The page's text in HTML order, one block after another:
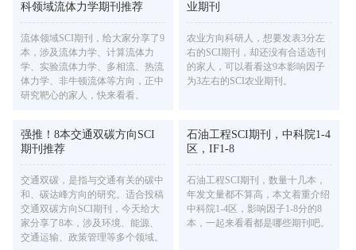
科领域流体力学期刊推荐
流体领域SCI期刊，给大家分享了9
本，涉及流体力学、计算流体力
学、实验流体力学、多相流、热流
体力学、非牛顿流体等方向，正中
研究靶心的家人，快来看看。
业期刊
农业方向科研人，想要发表3分左
右的SCI期刊，却还没有合适选刊
的家人，可以看看这9本影响因子
为3左右的SCI农业期刊。
强推！8本交通双碳方向SCI
期刊推荐
交通双碳，是指与交通有关的碳中
和、碳达峰方向的研究。适合投稿
交通双碳方向SCI期刊，今天给大
家分享了8本，涉及环境、能源、
交通运输、政策管理等多个领域。
石油工程SCI期刊，中科院1-4
区，IF1-8
石油工程SCI期刊，数量十几本，
年发文量都不算高，本文着重介绍
中科院1-4区，影响因子1-8分的8
本，一起来看看都是哪些期刊吧。